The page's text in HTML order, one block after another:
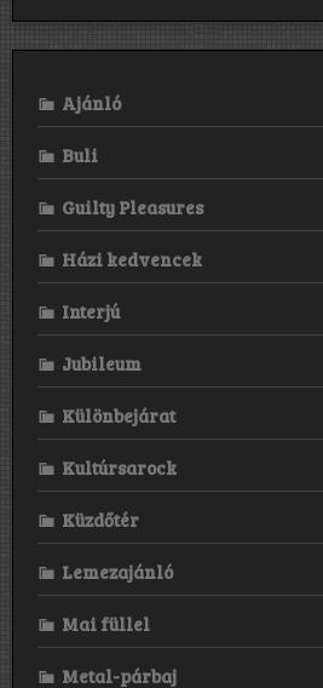
Ajánló
Buli
Guilty Pleasures
Házi kedvencek
Interjú
Jubileum
Különbejárat
Kultúrsarock
Küzdőtér
Lemezajánló
Mai füllel
Metal-párbaj